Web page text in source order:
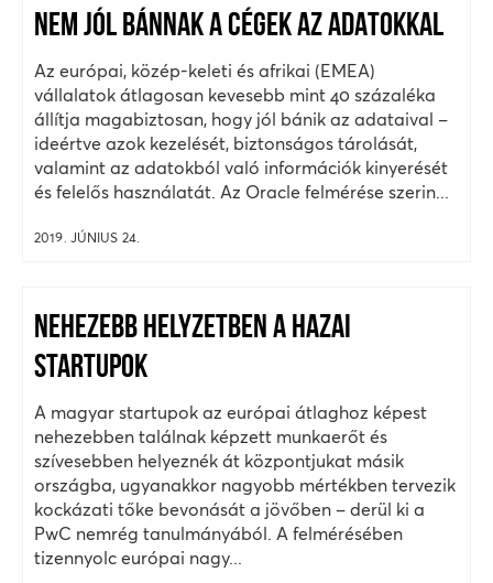
NEM JÓL BÁNNAK A CÉGEK AZ ADATOKKAL
Az európai, közép-keleti és afrikai (EMEA)
vállalatok átlagosan kevesebb mint 40 százaléka
állítja magabiztosan, hogy jól bánik az adataival –
ideértve azok kezelését, biztonságos tárolását,
valamint az adatokból való információk kinyerését
és felelős használatát. Az Oracle felmérése szerin...
2019. JÚNIUS 24.
NEHEZEBB HELYZETBEN A HAZAI
STARTUPOK
A magyar startupok az európai átlaghoz képest
nehezebben találnak képzett munkaerőt és
szívesebben helyeznék át központjukat másik
országba, ugyanakkor nagyobb mértékben tervezik
kockázati tőke bevonását a jövőben – derül ki a
PwC nemrég tanulmányából. A felmérésében
tizennyolc európai nagy...